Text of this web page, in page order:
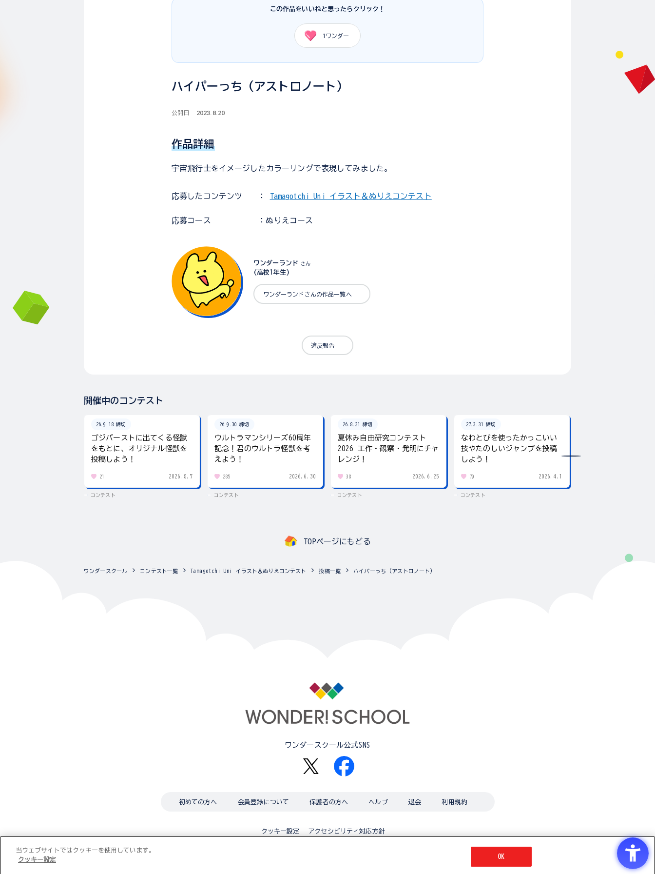
この作品をいいねと思ったらクリック！
1 ワンダー
ハイパーっち (アストロノート)
公開日 2023.8.20
作品詳細
宇宙飛行士をイメージしたカラーリングで表現してみました。
応募した コンテンツ ： Tamagotchi Uni イラスト＆ぬりえコンテスト
応募コース ：ぬりえコース
ワンダーランド さん
(高校1年生)
ワンダーランドさんの作品一覧へ
違反報告
開催中のコンテスト
26.9.18 締切
ゴジバーストに出てくる怪獣
をもとに、オリジナル怪獣を
投稿しよう！
21 2026.8.7
コンテスト
26.9.30 締切
ウルトラマンシリーズ60周年
記念！君のウルトラ怪獣を考
えよう！
285 2026.6.30
コンテスト
26.8.31 締切
夏休み自由研究コンテスト
2026 工作・観察・発明にチャ
レンジ！
38 2026.6.25
コンテスト
27.3.31 締切
なわとびを使ったかっこいい
技やたのしいジャンプを投稿
しよう！
79 2026.4.1
コンテスト
TOPページにもどる
ワンダースクール コンテスト一覧 Tamagotchi Uni イラスト＆ぬりえコンテスト 投稿一覧 ハイパーっち (アストロノート)
ワンダースクール公式SNS
初めての方へ 会員登録について 保護者の方へ ヘルプ 退会 利用規約
クッキー設定 アクセシビリティ対応方針
当ウェブサイトではクッキーを使用しています。
クッキー設定
OK